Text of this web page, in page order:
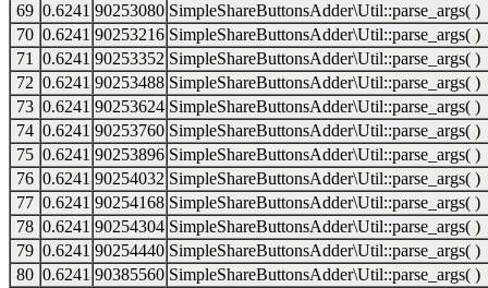
69 0.6241 90253080 SimpleShareButtonsAdder\Util::parse_args( )
70 0.6241 90253216 SimpleShareButtonsAdder\Util::parse_args( )
71
0.6241 90253352 SimpleShareButtonsAdder\Util::parse_args( )
72 0.6241 90253488 SimpleShareButtonsAdder\Util::parse_args( )
73 0.6241 90253624 SimpleShareButtonsAdder\Util::parse_args( )
74 0.6241 90253760 SimpleShareButtonsAdder\Util::parse_args( )
75 0.6241 90253896 SimpleShareButtonsAdder\Util::parse_args( )
76 0.6241 90254032 SimpleShareButtonsAdder\Util::parse_args( )
77 0.6241 90254168 SimpleShareButtonsAdder\Util::parse_args( )
78 0.6241 90254304 SimpleShareButtonsAdder\Util::parse_args( )
79 0.6241 90254440 SimpleShareButtonsAdder\Util::parse_args( )
80 0.6241 90385560 SimpleShareButtonsAdder\Util::parse_args( )